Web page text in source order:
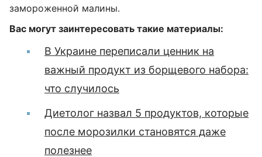
замороженной малины.
Вас могут заинтересовать такие материалы:
В Украине переписали ценник на
важный продукт из борщевого набора:
что случилось
Диетолог назвал 5 продуктов, которые
после морозилки становятся даже
полезнее